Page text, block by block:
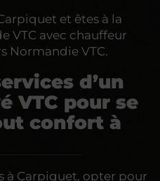
et êtes à la
VTC avec chauffeur
Normandie VTC.
d’un
VTC pour se
confort à
à Carpiquet, opter pour